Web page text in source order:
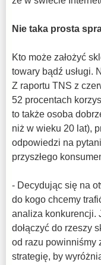
Nie taka prosta
Kto może założyć
towary bądź usługi.
Z raportu TNS z
52 procentach
to także osoba
niż w wieku 20 lat),
odpowiedzi na
przyszłego
- Decydując się na
do kogo chcemy
analiza konkurencji.
dołączyć do rzeszy
od razu powinniśmy
strategię, by